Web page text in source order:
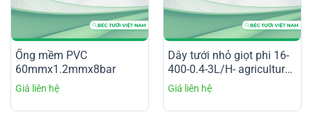
Ống mềm PVC
60mmx1.2mmx8bar
Dây tưới nhỏ giọt phi 16-
400-0.4-3L/H- agriculture-
labyrinth-plastic-tape